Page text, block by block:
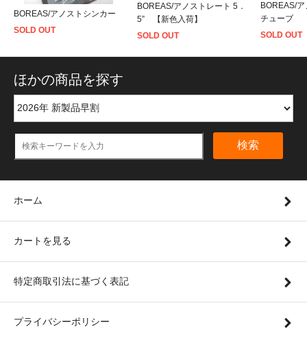
BOREAS/アノストシンカー
SOLD OUT
BOREAS/アノストレート 5．
5” 【新色入荷】
SOLD OUT
BOREAS/
チューブ
SOLD OUT
ほかの商品を探す
検索
ホーム
カートを見る
特定商取引法に基づく表記
プライバシーポリシー